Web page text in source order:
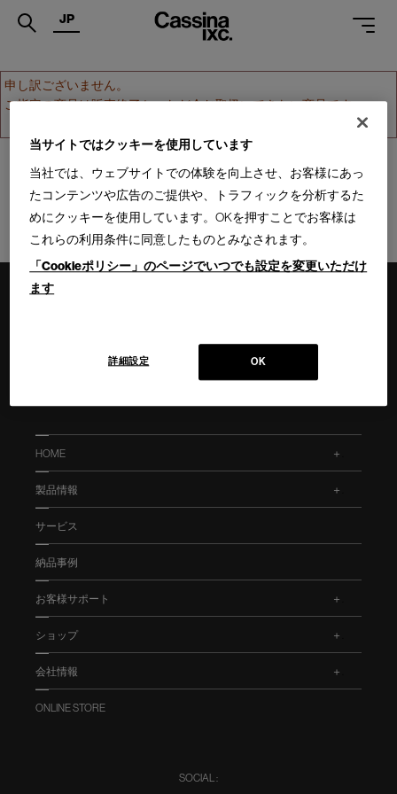
.
PRODUCTS
SERVICES
PROJECTS
MAGAZINE
SUPPORT
SHOPS
PROFESSIONAL
JP
申し訳ございません。
ご指定の商品は販売終了か、ただ今お取扱いできない商品です。
HOME
製品情報
サービス
納品事例
お客様サポート
ショップ
会社情報
ONLINE STORE
SOCIAL :
当サイトではクッキーを使用しています
当社では、ウェブサイトでの体験を向上させ、お客様にあっ
たコンテンツや広告のご提供や、トラフィックを分析するた
めにクッキーを使用しています。OKを押すことでお客様は
これらの利用条件に同意したものとみなされます。
「Cookieポリシー」のページでいつでも設定を変更いただけ
ます
OK
詳細設定